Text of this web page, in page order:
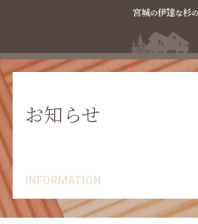
お知らせ
INFORMATION